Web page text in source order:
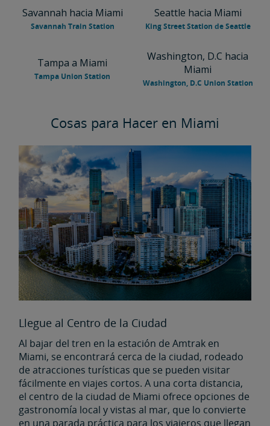
Savannah hacia Miami
Savannah Train Station
Seattle hacia Miami
King Street Station de Seattle
Tampa a Miami
Tampa Union Station
Washington, D.C hacia
Miami
Washington, D.C Union Station
Cosas para Hacer en Miami
Llegue al Centro de la Ciudad
Al bajar del tren en la estación de Amtrak en
Miami, se encontrará cerca de la ciudad, rodeado
de atracciones turísticas que se pueden visitar
fácilmente en viajes cortos. A una corta distancia,
el centro de la ciudad de Miami ofrece opciones de
gastronomía local y vistas al mar, que lo convierte
en una parada práctica para los viajeros que llegan